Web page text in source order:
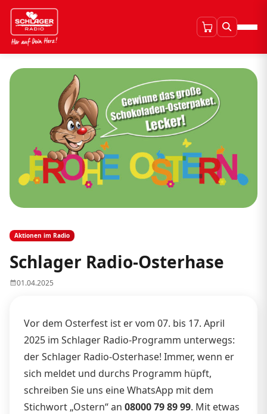
Aktionen im Radio
Schlager Radio-Osterhase
01.04.2025
Vor dem Osterfest ist er vom 07. bis 17. April
2025 im Schlager Radio-Programm unterwegs:
der Schlager Radio-Osterhase! Immer, wenn er
sich meldet und durchs Programm hüpft,
schreiben Sie uns eine WhatsApp mit dem
Stichwort „Ostern“ an 08000 79 89 99. Mit etwas